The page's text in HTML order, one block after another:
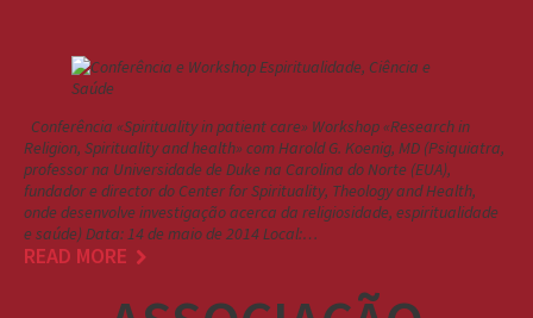
Conferência «Spirituality in patient care» Workshop «Research in
Religion, Spirituality and health» com Harold G. Koenig, MD (Psiquiatra,
professor na Universidade de Duke na Carolina do Norte (EUA),
fundador e director do Center for Spirituality, Theology and Health,
onde desenvolve investigação acerca da religiosidade, espiritualidade
e saúde) Data: 14 de maio de 2014 Local:…
READ MORE